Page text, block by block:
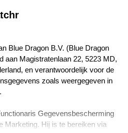
ons
Contact
Blue Dragon B.V. (Blue Dragon
aan Magistratenlaan 22, 5223 MD,
en verantwoordelijk voor de
zoals weergegeven in
Gegevensbescherming
Marketing. Hij is te bereiken via